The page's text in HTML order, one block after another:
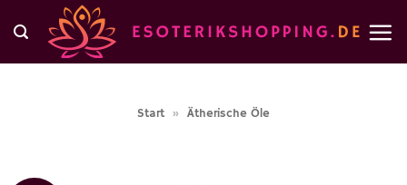
Inhalt
springen
Start » Ätherische Öle